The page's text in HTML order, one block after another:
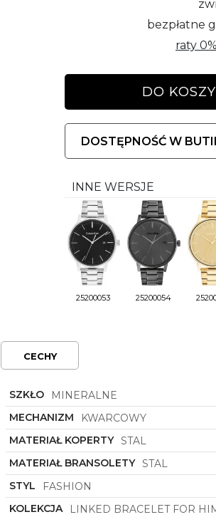
bezpłatne
raty
DO
DOSTĘPNOŚĆ W
INNE WERSJE
25200053 25200054
CECHY
SZKŁO
MINERALNE
MECHANIZM
KWARCOWY
MATERIAŁ KOPERTY STAL
MATERIAŁ BRANSOLETY STAL
STYL
FASHION
KOLEKCJA
LINKED BRACELET FOR